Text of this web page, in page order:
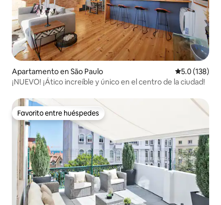
Apartamento en São Paulo Calificación
5.0 (138)
¡NUEVO! ¡Ático increíble y único en el centro de la ciudad!
Favorito entre huéspedes
Favorito entre huéspedes